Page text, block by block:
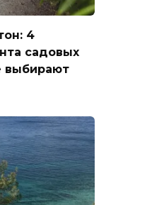
4
садовых
выбирают